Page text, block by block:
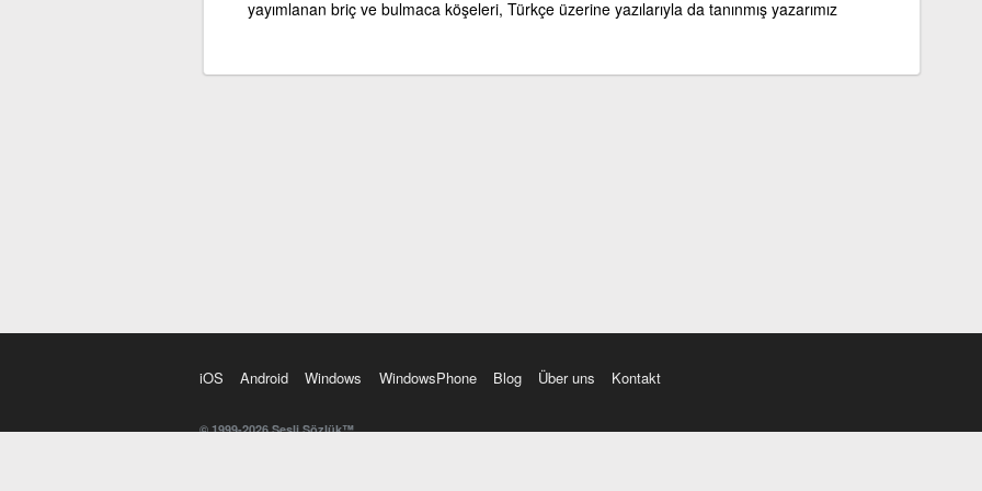
yayımlanan briç ve bulmaca köşeleri, Türkçe üzerine yazılarıyla da tanınmış yazarımız
iOS Android Windows WindowsPhone Blog Über uns Kontakt
© 1999-2026 Sesli Sözlük™